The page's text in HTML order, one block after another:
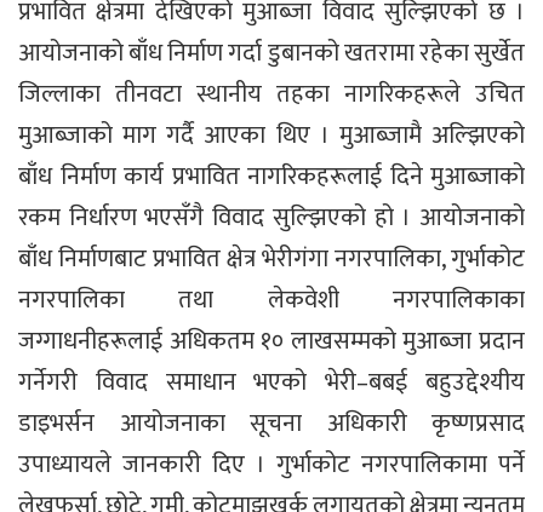
प्रभावित क्षेत्रमा देखिएको मुआब्जा विवाद सुल्झिएको छ ।
आयोजनाको बाँध निर्माण गर्दा डुबानको खतरामा रहेका सुर्खेत
जिल्लाका तीनवटा स्थानीय तहका नागरिकहरूले उचित
मुआब्जाको माग गर्दै आएका थिए । मुआब्जामै अल्झिएको
बाँध निर्माण कार्य प्रभावित नागरिकहरूलाई दिने मुआब्जाको
रकम निर्धारण भएसँगै विवाद सुल्झिएको हो । आयोजनाको
बाँध निर्माणबाट प्रभावित क्षेत्र भेरीगंगा नगरपालिका, गुर्भाकोट
नगरपालिका तथा लेकवेशी नगरपालिकाका
जग्गाधनीहरूलाई अधिकतम १० लाखसम्मको मुआब्जा प्रदान
गर्नेगरी विवाद समाधान भएको भेरी–बबई बहुउद्देश्यीय
डाइभर्सन आयोजनाका सूचना अधिकारी कृष्णप्रसाद
उपाध्यायले जानकारी दिए । गुर्भाकोट नगरपालिकामा पर्ने